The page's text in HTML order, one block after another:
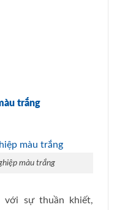
trắng
màu trắng
với sự thuần khiết,